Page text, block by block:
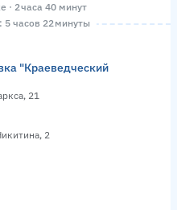
· 2 часа 40 минут
часов 22 минуты
"Краеведческий
21
2